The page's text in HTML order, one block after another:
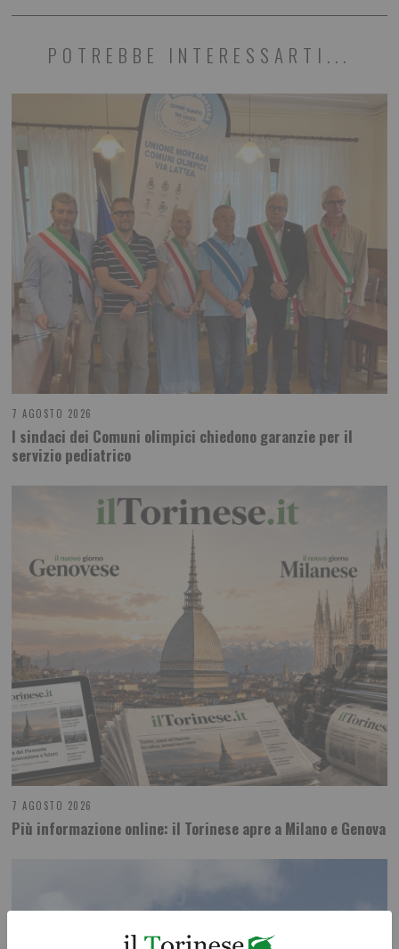
POTREBBE INTERESSARTI...
7 AGOSTO 2026
I sindaci dei Comuni olimpici chiedono garanzie per il
servizio pediatrico
7 AGOSTO 2026
Più informazione online: il Torinese apre a Milano e Genova